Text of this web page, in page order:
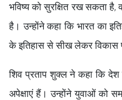
भविष्य को सुरक्षित रख सकता है,
है। उन्होंने कहा कि भारत का
के इतिहास से सीख लेकर विकास
शिव प्रताप शुक्ल ने कहा कि
अपेक्षाएं हैं। उन्होंने युवाओं को